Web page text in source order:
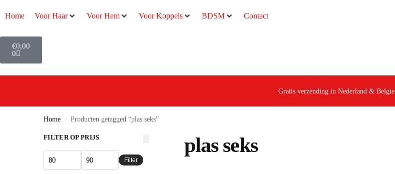
Home Voor Haar Voor Hem Voor Koppels BDSM Contact
€0,00
0
Gratis verzending in Nederland & Belgie
Home / Producten getagged “plas seks”
plas seks
FILTER OP PRIJS
Filter